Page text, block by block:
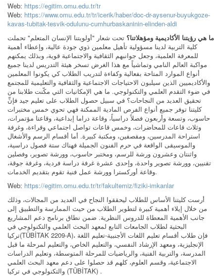
Web: https://egitim.omu.edu.tr/tr
Web: https://www.omu.edu.tr/tr/icerik/haber/doc-dr-aysenur-buyukgoze-
kavas-tubitak-tesvik-odulunu-cumhurbaskaninin-elinden-aldi
ما هي رؤيتنا الأكاديمية ومؤهلاتنا؟ تحت شعار "أولويتنا الإنسان المتعلم" تحملت
كلية التربية لدينا مسؤولية تأهيل معلمين ذوي جودة عالية، وإعطاء أهمية
للمعرفة العلمية، وجعل جوانبهم الثقافية والاجتماعية قوية، وبذلك يمكنهم
مواكبة العالم النامي وتماشياً مع هذا الغرض تسخر هيئة التدريس لدينا جميع
أنواع الموارد المتاحة بفعالية وكفاءة لتدريب الطلاب كي يكونوا المعلمين
والأكاديميين الذين سيلبون الاحتياجات الاجتماعية والثقافية والتعليمية للمجتمع
في ضوء التقدم العلمي والتكنولوجي. ما هي الإمكانيات التي مكّنت طلابنا من
تحقيق العديد من النجاحات؟ في سبيل حصول الطلاب على تعليم جيد فإنِّ
كليتنا توفر جميع أنواع الفرص المادية الممكنة فهي تحوي خمس مختبرات
حاسوب، وتسعة وأربعون فصلاً دراسياً، وقاعة دراما إبداعية، وقاعتا مؤتمرات،
وثلاث قاعات للمحاضرات، وخمس قاعات تواصل اجتماعي وقراءة، وغرفة
استراحة المدرسين، ومقصفين، ومكتبة كبيرة. أما أقسام الرسم والأشغال
والموسيقى الواقعة في حرم الفنون الجميلة فهناك ستة فصول دراسية،
واثنتان وعشرون ورشة للرسم، ومختبر حاسوب، وورشة تصوير، وفصلين
تقنيين، وورشة تصوير واحدة، وإحدى عشرة غرفة دراسة فردية، وغرفة جوقة،
وقاعة أوركسترا وورشة عمل فنية تقوم بتقديم الخدمات.
Web: https://egitim.omu.edu.tr/tr/fakultemiz/fiziki-imkanlar
أرست كليتنا الأساس للطلاب ليحققوا النجاح في العديد من المجالات، وذلك
من خلال إيلاء أهمية كبيرة لتطوير الطلاب من حيث الممارسة والتطبيق إلى
جانب الأهمية المعطاة للدروس النظرية. ضمن نطاق برنامج دعم المشاريع
البحثية لطلاب الجامعات التابع لمعهد البحث العلمي والتكنولوجي في
تركيا(TÜBİTAK 2209-A)، فإن طلاب أقسام تعليم اللغات الأجنبية-تعليم اللغة
الإنجليزية، ومعهد الإرشاد النفسي، والتعليم الخاص، والتعليم لمرحلة ما قبل
المدرسة، والتربية الفنية، والرياضيات للمرحلة المتوسطة، وتعليم الدراسات
الاجتماعية، وقسم العلوم، كلهم قد حصلوا على دعم معهد البحث العلمي
والتكنولوجي في تركيا (TÜBİTAK) .